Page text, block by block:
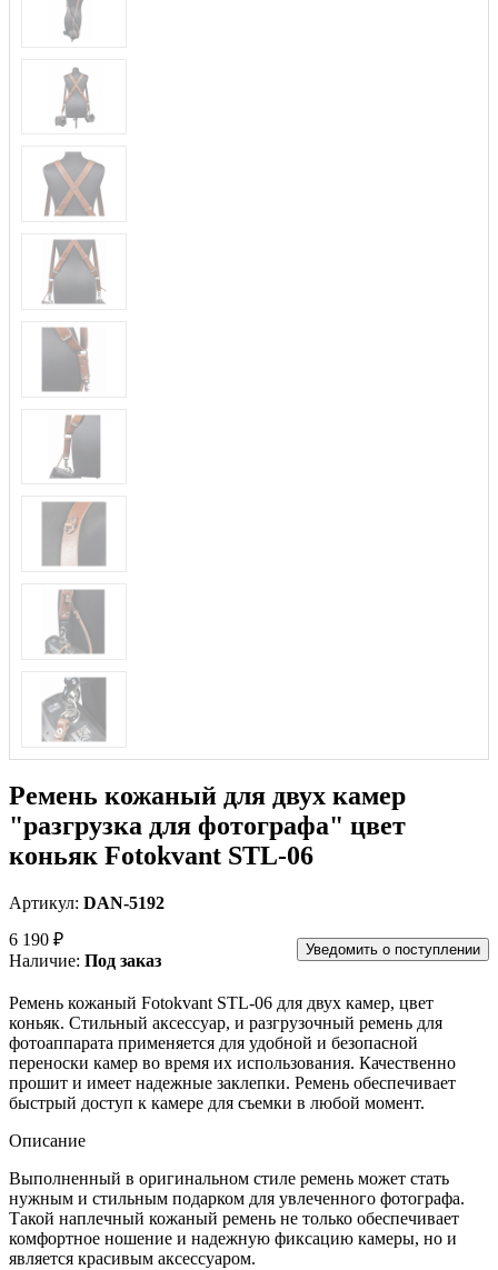
Ремень кожаный для двух камер
"разгрузка для фотографа" цвет
коньяк Fotokvant STL-06
Артикул: DAN-5192
6 190 ₽
Наличие: Под заказ
Уведомить о поступлении
Ремень кожаный Fotokvant STL-06 для двух камер, цвет
коньяк. Стильный аксессуар, и разгрузочный ремень для
фотоаппарата применяется для удобной и безопасной
переноски камер во время их использования. Качественно
прошит и имеет надежные заклепки. Ремень обеспечивает
быстрый доступ к камере для съемки в любой момент.
Описание
Выполненный в оригинальном стиле ремень может стать
нужным и стильным подарком для увлеченного фотографа.
Такой наплечный кожаный ремень не только обеспечивает
комфортное ношение и надежную фиксацию камеры, но и
является красивым аксессуаром.